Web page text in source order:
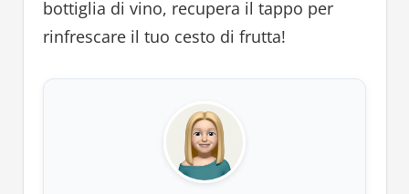
bottiglia di vino, recupera il tappo per
rinfrescare il tuo cesto di frutta!